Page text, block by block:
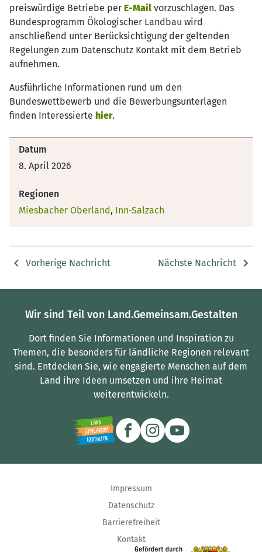
preiswürdige Betriebe per E-Mail vorzuschlagen. Das
Bundesprogramm Ökologischer Landbau wird
anschließend unter Berücksichtigung der geltenden
Regelungen zum Datenschutz Kontakt mit dem Betrieb
aufnehmen.
Ausführliche Informationen rund um den
Bundeswettbewerb und die Bewerbungsunterlagen
finden Interessierte hier.
Datum
8. April 2026
Regionen
Miesbacher Oberland, Inn-Salzach
Vorherige Nachricht Nächste Nachricht
Wir sind Teil von Land.Gemeinsam.Gestalten
Dort finden Sie Informationen und Inspiration zu
Themen, die besonders für ländliche Regionen relevant
sind. Entdecken Sie, wie engagierte Menschen auf dem
Land ihre Ideen umsetzen und ihre Heimat
weiterentwickeln.
Impressum
Datenschutz
Barrierefreiheit
Kontakt